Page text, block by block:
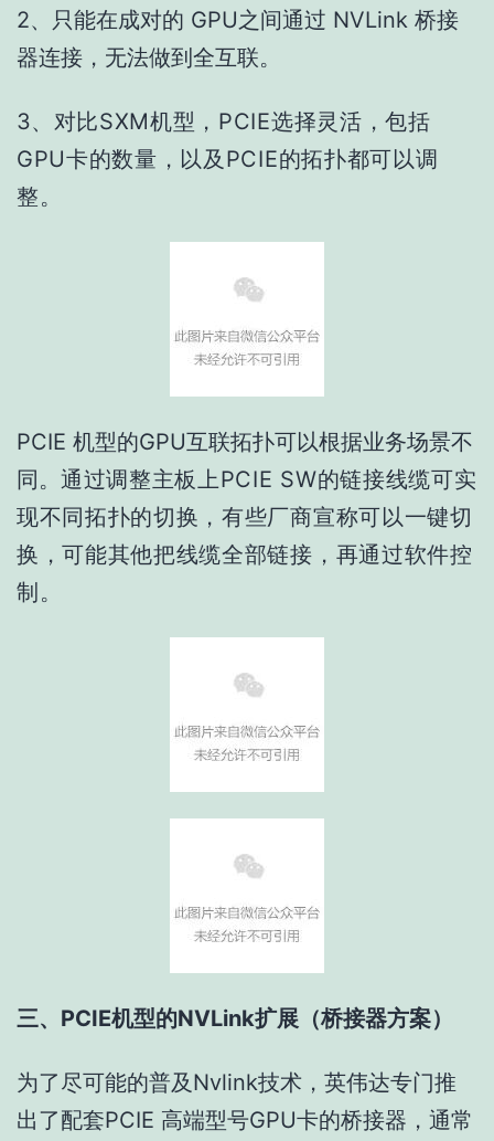
2、只能在成对的 GPU之间通过 NVLink 桥接
器连接，无法做到全互联。
3、对比SXM机型，PCIE选择灵活，包括
GPU卡的数量，以及PCIE的拓扑都可以调
整。
PCIE 机型的GPU互联拓扑可以根据业务场景不
同。 通过调整主板上PCIE SW的链接线缆可实
现不同拓扑的切换，有些厂商宣称可以一键切
换，可能其他把线缆全部链接，再通过软件控
制。
三、PCIE机型的NVLink扩展（桥接器方案）
为了尽可能的普及Nvlink技术，英伟达专门推
出了配套PCIE 高端型号GPU卡的桥接器，通常